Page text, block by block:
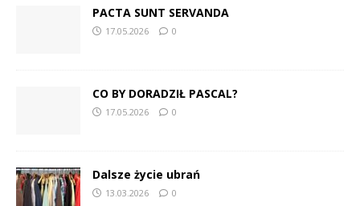
PACTA SUNT SERVANDA
17.05.2026 0
CO BY DORADZIŁ PASCAL?
17.05.2026 0
Dalsze życie ubrań
13.03.2026 0